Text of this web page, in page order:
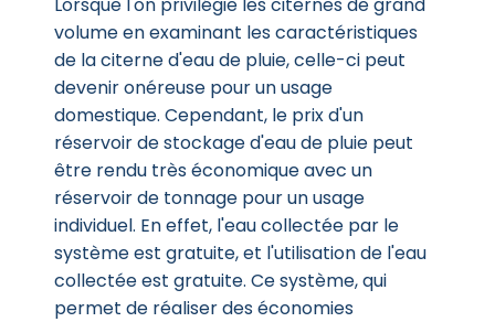
volume en examinant les caractéristiques
de la citerne d'eau de pluie, celle-ci peut
devenir onéreuse pour un usage
domestique. Cependant, le prix d'un
réservoir de stockage d'eau de pluie peut
être rendu très économique avec un
réservoir de tonnage pour un usage
individuel. En effet, l'eau collectée par le
système est gratuite, et l'utilisation de l'eau
collectée est gratuite. Ce système, qui
permet de réaliser des économies